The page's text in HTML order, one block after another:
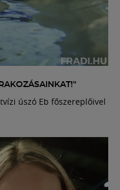
úszó Eb főszereplőivel